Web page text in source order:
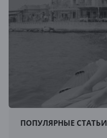
ПОПУЛЯРНЫЕ СТАТЬИ